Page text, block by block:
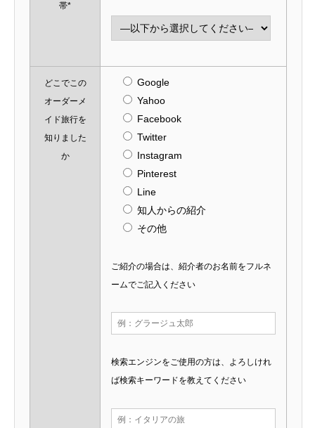
帯*
どこでこの
オーダーメ
イド旅行を
知りました
か
Google
Yahoo
Facebook
Twitter
Instagram
Pinterest
Line
知人からの紹介
その他
ご紹介の場合は、紹介者のお名前をフルネ
ームでご記入ください
検索エンジンをご使用の方は、よろしけれ
ば検索キーワードを教えてください